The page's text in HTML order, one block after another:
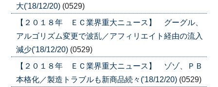
大('18/12/20) (0529)
【２０１８年 ＥＣ業界重大ニュース】 グーグル、
アルゴリズム変更で波乱／アフィリエイト経由の流入
減少('18/12/20) (0529)
【２０１８年 ＥＣ業界重大ニュース】 ゾゾ、ＰＢ
本格化／製造トラブルも新商品続々('18/12/20) (0529)